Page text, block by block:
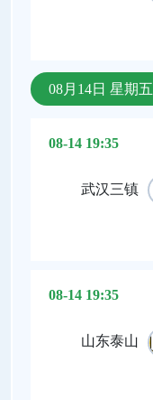
08月14日 星期五
08-14 19:35
武汉三镇
08-14 19:35
山东泰山